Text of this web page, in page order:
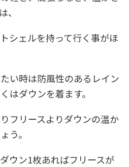
シェルを持って行く事がほ
い時は防風性のあるレイン
はダウンを着ます。
フリースよりダウンの温か
う。
ウン1枚あればフリースが